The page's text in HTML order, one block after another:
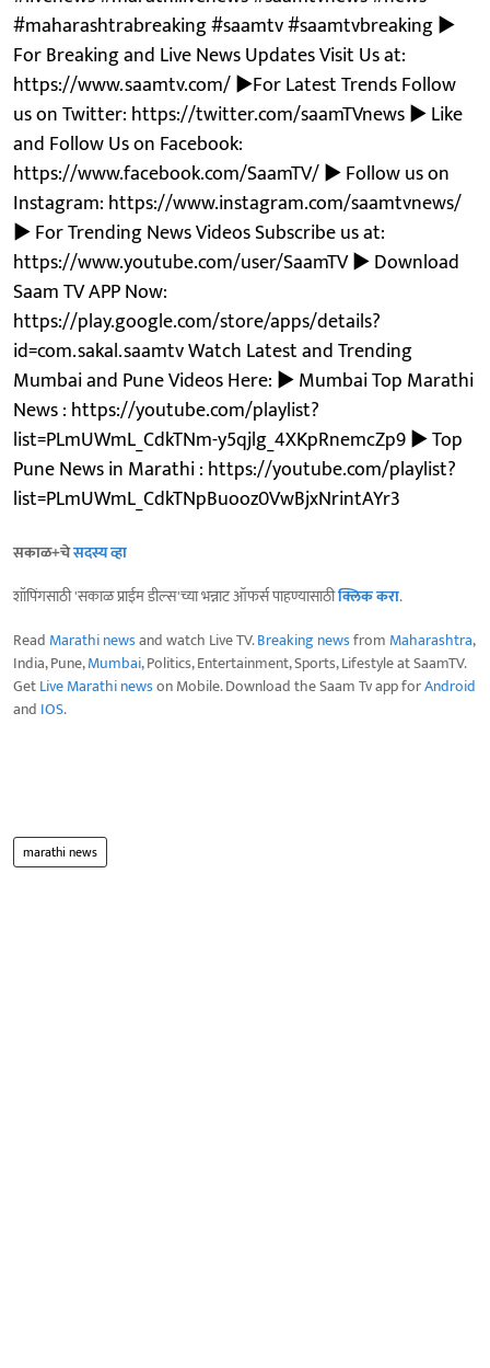
#maharashtrabreaking #saamtv #saamtvbreaking ►
For Breaking and Live News Updates Visit Us at:
https://www.saamtv.com/ ►For Latest Trends Follow
us on Twitter: https://twitter.com/saamTVnews ► Like
and Follow Us on Facebook:
https://www.facebook.com/SaamTV/ ► Follow us on
Instagram: https://www.instagram.com/saamtvnews/
► For Trending News Videos Subscribe us at:
https://www.youtube.com/user/SaamTV ► Download
Saam TV APP Now:
https://play.google.com/store/apps/details?
id=com.sakal.saamtv Watch Latest and Trending
Mumbai and Pune Videos Here: ► Mumbai Top Marathi
News : https://youtube.com/playlist?
list=PLmUWmL_CdkTNm-y5qjlg_4XKpRnemcZp9 ► Top
Pune News in Marathi : https://youtube.com/playlist?
list=PLmUWmL_CdkTNpBuooz0VwBjxNrintAYr3
सकाळ+चेसदस्य व्हा
शॉपिंगसाठी 'सकाळ प्राईम डील्स'च्या भन्नाट ऑफर्स पाहण्यासाठीक्लिक करा.
Read Marathi newsand watch Live TV.Breaking newsfrom Maharashtra,
India, Pune,Mumbai, Politics, Entertainment, Sports, Lifestyle at SaamTV.
GetLive Marathi newson Mobile. Download the Saam Tv app forAndroid
and IOS.
marathi news